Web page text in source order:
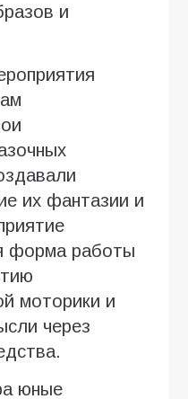
и
их фантазии и
форма работы
моторики и
через
юные